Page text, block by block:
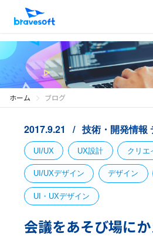
ホーム ブログ
2017.9.21 技術・開発情報
UI/UX UX設計 クリエ
UI/UXデザイン デザイン
UI・UXデザイン
会議をあそび場に